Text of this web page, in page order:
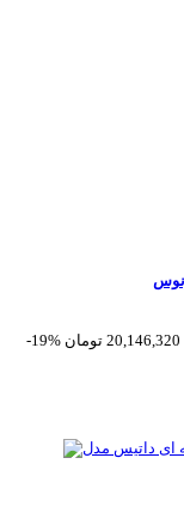
-19%
20,146,320 تومان